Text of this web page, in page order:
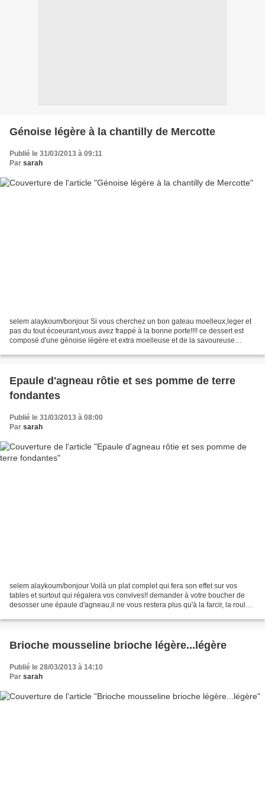
Génoise légère à la chantilly de Mercotte
Publié le 31/03/2013 à 09:11
Par sarah
selem alaykoum/bonjour Si vous cherchez un bon gateau moelleux,leger et
pas du tout écoeurant,vous avez frappé à la bonne porte!!!! ce dessert est
composé d'une génoise légère et extra moelleuse et de la savoureuse
Epaule d'agneau rôtie et ses pomme de terre
fondantes
Publié le 31/03/2013 à 08:00
Par sarah
selem alaykoum/bonjour Voilà un plat complet qui fera son effet sur vos
tables et surtout qui régalera vos convives!! demander à votre boucher de
desosser une épaule d'agneau,il ne vous restera plus qu'à la farcir, la rouler
Brioche mousseline brioche légère...légère
Publié le 28/03/2013 à 14:10
Par sarah